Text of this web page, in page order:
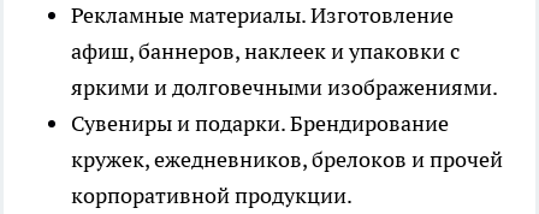
Рекламные материалы. Изготовление
афиш, баннеров, наклеек и упаковки с
яркими и долговечными изображениями.
Сувениры и подарки. Брендирование
кружек, ежедневников, брелоков и прочей
корпоративной продукции.